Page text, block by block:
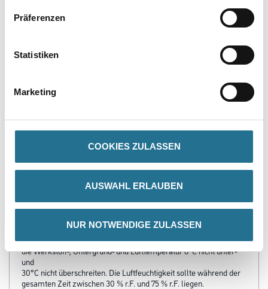
Präferenzen
Statistiken
Marketing
COOKIES ZULASSEN
AUSWAHL ERLAUBEN
NUR NOTWENDIGE ZULASSEN
- Atmungsaktive Oberfläche
- Sehr gut wasserdampfdiffusionsfähig (410g/m² in 24 Std. (DIN
53122), µ=50, Sd=0,04 m)
Verarbeitungstemp./Luftfeuchte
Während der gesamten Verarbeitungs- und Trocknungszeit darf
die Werkstoff-, Untergrund- und Lufttemperatur 8°C nicht unter-
und
30°C nicht überschreiten. Die Luftfeuchtigkeit sollte während der
gesamten Zeit zwischen 30 % r.F. und 75 % r.F. liegen.